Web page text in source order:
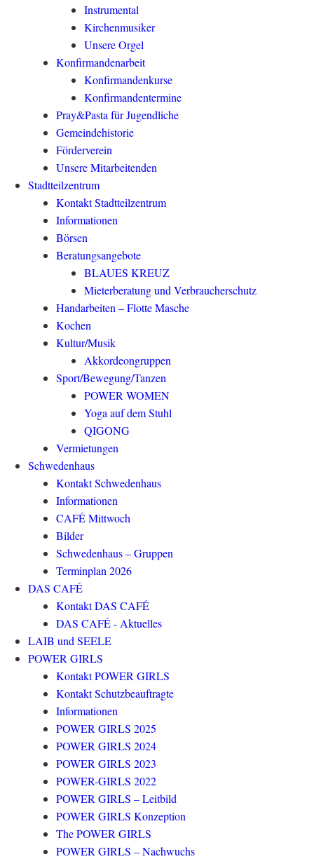
Instrumental
Kirchenmusiker
Unsere Orgel
Konfirmandenarbeit
Konfirmandenkurse
Konfirmandentermine
Pray&Pasta für Jugendliche
Gemeindehistorie
Förderverein
Unsere Mitarbeitenden
Stadtteilzentrum
Kontakt Stadtteilzentrum
Informationen
Börsen
Beratungsangebote
BLAUES KREUZ
Mieterberatung und Verbraucherschutz
Handarbeiten – Flotte Masche
Kochen
Kultur/Musik
Akkordeongruppen
Sport/Bewegung/Tanzen
POWER WOMEN
Yoga auf dem Stuhl
QIGONG
Vermietungen
Schwedenhaus
Kontakt Schwedenhaus
Informationen
CAFÉ Mittwoch
Bilder
Schwedenhaus – Gruppen
Terminplan 2026
DAS CAFÉ
Kontakt DAS CAFÉ
DAS CAFÉ - Aktuelles
LAIB und SEELE
POWER GIRLS
Kontakt POWER GIRLS
Kontakt Schutzbeauftragte
Informationen
POWER GIRLS 2025
POWER GIRLS 2024
POWER GIRLS 2023
POWER-GIRLS 2022
POWER GIRLS – Leitbild
POWER GIRLS Konzeption
The POWER GIRLS
POWER GIRLS – Nachwuchs